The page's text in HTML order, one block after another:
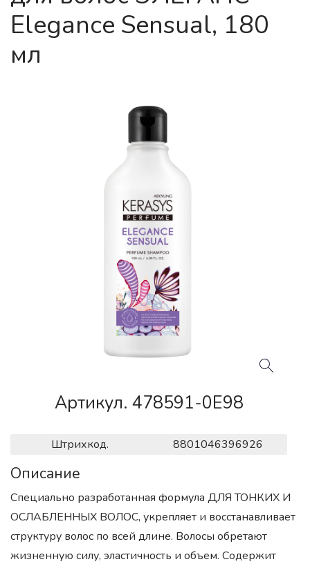
Elegance Sensual, 180
мл
Артикул. 478591-0E98
Штрихкод. 8801046396926
Описание
Специально разработанная формула ДЛЯ ТОНКИХ И
ОСЛАБЛЕННЫХ ВОЛОС, укрепляет и восстанавливает
структуру волос по всей длине. Волосы обретают
жизненную силу, эластичность и объем. Содержит